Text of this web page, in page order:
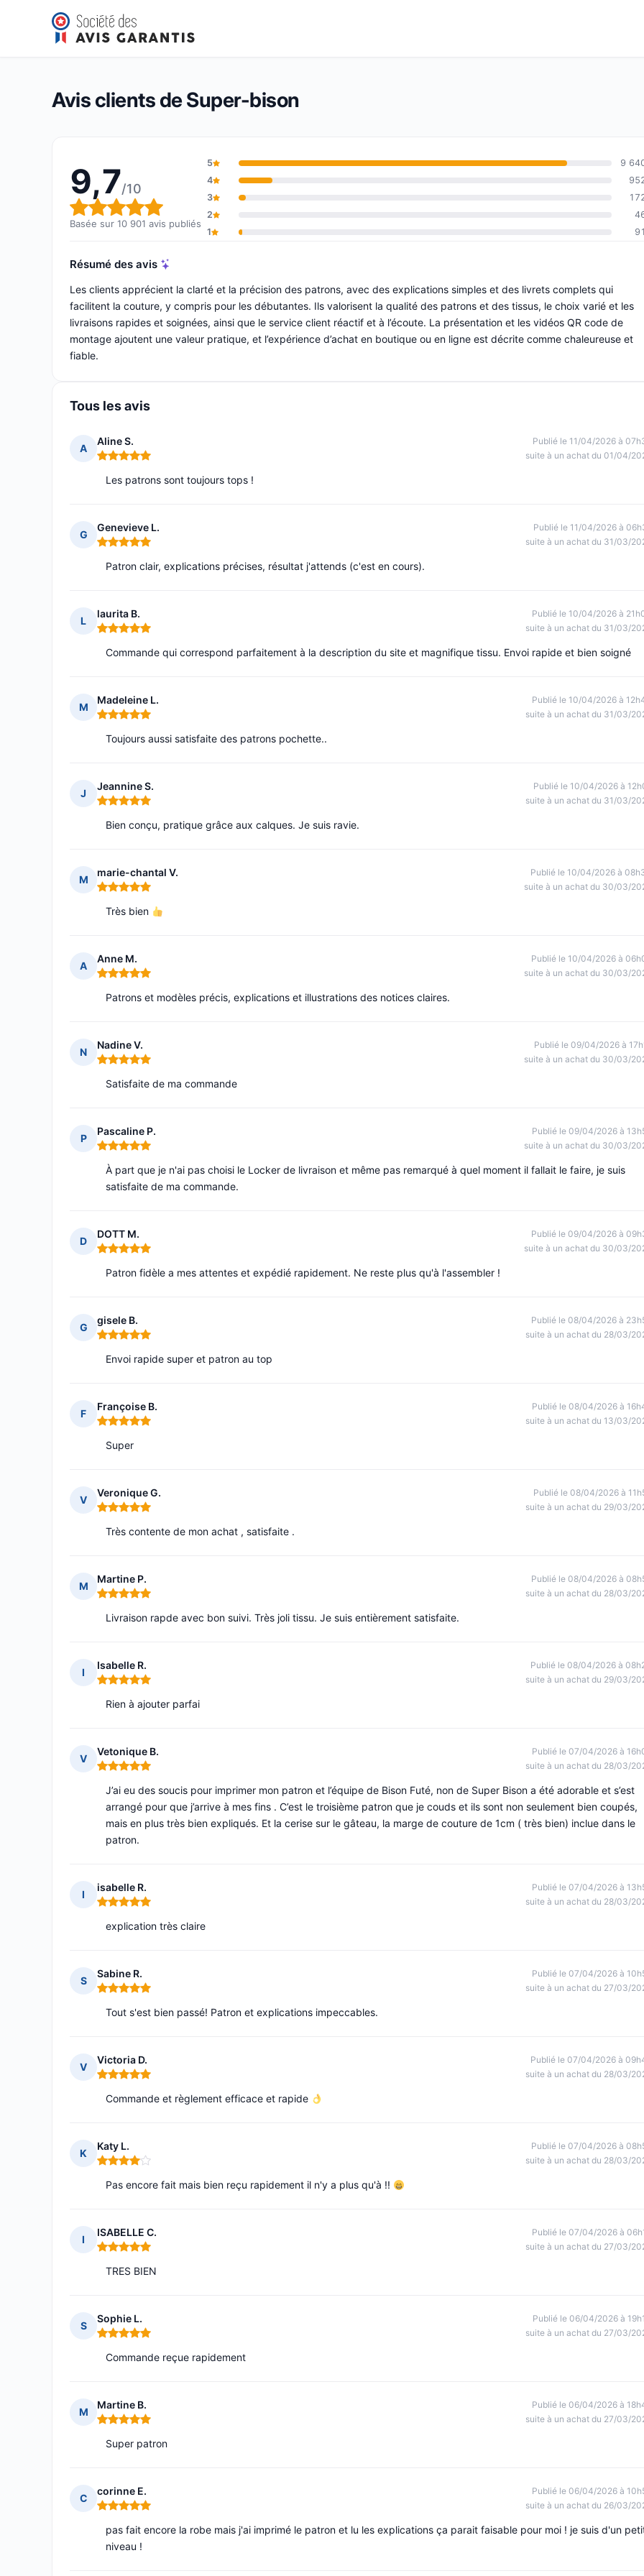
Super-bison
Note globale : 9,7 sur 10
9,7/10(10 901 avis)
Avis clients de Super-bison
9,7/10
Note globale : 9,7 sur 10
Basée sur 10 901 avis publiés
5
9
4
3
2
1
91
Résumé des avis
Les clients apprécient la clarté et la précision des patrons, avec des explications simples et des livrets complets qui
facilitent la couture, y compris pour les débutantes. Ils valorisent la qualité des patrons et des tissus, le choix varié et les
livraisons rapides et soignées, ainsi que le service client réactif et à l’écoute. La présentation et les vidéos QR code de
montage ajoutent une valeur pratique, et l’expérience d’achat en boutique ou en ligne est décrite comme chaleureuse et
fiable.
Tous les avis
A
Aline S.
Note : 5 sur 5
Publié le 11/04/2026 à
suite à un achat du 01/04/
Les patrons sont toujours tops !
G
Genevieve L.
Note : 5 sur 5
Publié le 11/04/2026 à
suite à un achat du 31/03/
Patron clair, explications précises, résultat j'attends (c'est en cours).
L
laurita B.
Note : 5 sur 5
Publié le 10/04/2026 à
suite à un achat du 31/03/
Commande qui correspond parfaitement à la description du site et magnifique tissu. Envoi rapide et bien soigné
M
Madeleine L.
Note : 5 sur 5
Publié le 10/04/2026 à
suite à un achat du 31/03/
Toujours aussi satisfaite des patrons pochette..
J
Jeannine S.
Note : 5 sur 5
Publié le 10/04/2026 à
suite à un achat du 31/03/
Bien conçu, pratique grâce aux calques. Je suis ravie.
M
marie-chantal V.
Note : 5 sur 5
Publié le 10/04/2026 à
suite à un achat du 30/03/
Très bien
A
Anne M.
Note : 5 sur 5
Publié le 10/04/2026 à
suite à un achat du 30/03/
Patrons et modèles précis, explications et illustrations des notices claires.
N
Nadine V.
Note : 5 sur 5
Publié le 09/04/2026 à
suite à un achat du 30/03/
Satisfaite de ma commande
P
Pascaline P.
Note : 5 sur 5
Publié le 09/04/2026 à
suite à un achat du 30/03/
À part que je n'ai pas choisi le Locker de livraison et même pas remarqué à quel moment il fallait le faire, je suis
satisfaite de ma commande.
D
DOTT M.
Note : 5 sur 5
Publié le 09/04/2026 à
suite à un achat du 30/03/
Patron fidèle a mes attentes et expédié rapidement. Ne reste plus qu'à l'assembler !
G
gisele B.
Note : 5 sur 5
Publié le 08/04/2026 à
suite à un achat du 28/03/
Envoi rapide super et patron au top
F
Françoise B.
Note : 5 sur 5
Publié le 08/04/2026 à
suite à un achat du 13/03/
Super
V
Veronique G.
Note : 5 sur 5
Publié le 08/04/2026 à
suite à un achat du 29/03/
Très contente de mon achat , satisfaite .
M
Martine P.
Note : 5 sur 5
Publié le 08/04/2026 à
suite à un achat du 28/03/
Livraison rapde avec bon suivi. Très joli tissu. Je suis entièrement satisfaite.
I
Isabelle R.
Note : 5 sur 5
Publié le 08/04/2026 à
suite à un achat du 29/03/
Rien à ajouter parfai
V
Vetonique B.
Note : 5 sur 5
Publié le 07/04/2026 à
suite à un achat du 28/03/
J’ai eu des soucis pour imprimer mon patron et l’équipe de Bison Futé, non de Super Bison a été adorable et s’est
arrangé pour que j’arrive à mes fins . C’est le troisième patron que je couds et ils sont non seulement bien coupés,
mais en plus très bien expliqués. Et la cerise sur le gâteau, la marge de couture de 1cm ( très bien) inclue dans le
patron.
I
isabelle R.
Note : 5 sur 5
Publié le 07/04/2026 à
suite à un achat du 28/03/
explication très claire
S
Sabine R.
Note : 5 sur 5
Publié le 07/04/2026 à
suite à un achat du 27/03/
Tout s'est bien passé! Patron et explications impeccables.
V
Victoria D.
Note : 5 sur 5
Publié le 07/04/2026 à
suite à un achat du 28/03/
Commande et règlement efficace et rapide
K
Katy L.
Note : 4 sur 5
Publié le 07/04/2026 à
suite à un achat du 28/03/
Pas encore fait mais bien reçu rapidement il n'y a plus qu'à !!
I
ISABELLE C.
Note : 5 sur 5
Publié le 07/04/2026 à
suite à un achat du 27/03/
TRES BIEN
S
Sophie L.
Note : 5 sur 5
Publié le 06/04/2026 à
suite à un achat du 27/03/
Commande reçue rapidement
M
Martine B.
Note : 5 sur 5
Publié le 06/04/2026 à
suite à un achat du 27/03/
Super patron
C
corinne E.
Note : 5 sur 5
Publié le 06/04/2026 à
suite à un achat du 26/03/
pas fait encore la robe mais j'ai imprimé le patron et lu les explications ça parait faisable pour moi ! je suis d'un
niveau !